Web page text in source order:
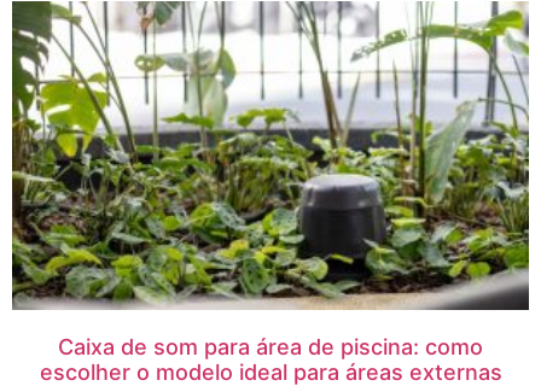
Caixa de som para área de piscina: como
escolher o modelo ideal para áreas externas